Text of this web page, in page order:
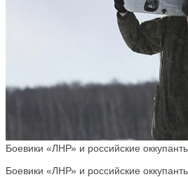
Боевики «ЛНР» и российские
Боевики «ЛНР» и российские